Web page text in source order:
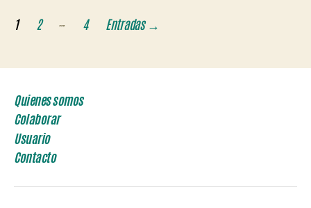
Paginación
de
entradas
1 2 4 Entradas→
Quienes somos
Colaborar
Usuario
Contacto